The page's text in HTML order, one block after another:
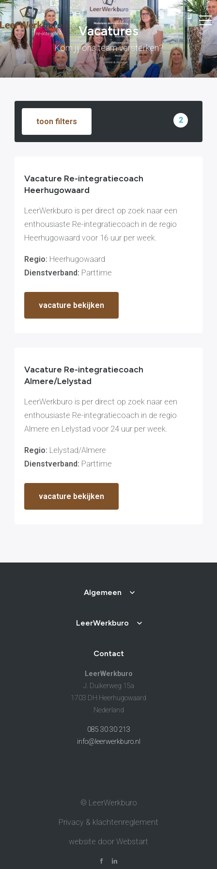
Contact
Re-integratie
Modulaire dienstverlening
WerkFit in combinatie met
WerkBehoud
Starten als zelfstandige
Jobcenter & jobhunting
Aanvraag hand-out
LeerWerkburo
Budgetcoaching on the job
Outplacement
2e Spoortraject
Mediation bij
conflictsituaties
Maatschappelijk
Ons testcentrum
LeerWerkburo
Locaties
Nieuws
Contact
Vacatures
Kom jij ons team versterken?
toon filters 2
Vacature Re-integratiecoach
Heerhugowaard
LeerWerkburo is per direct op zoek naar een
enthousiaste Re-integratiecoach in de regio
Heerhugowaard voor 16 uur per week.
Regio: Heerhugowaard
Dienstverband: Parttime
vacature bekijken
Vacature Re-integratiecoach
Almere/Lelystad
LeerWerkburo is per direct op zoek naar een
enthousiaste Re-integratiecoach in de regio
Almere en Lelystad voor 24 uur per week.
Regio: Lelystad/Almere
Dienstverband: Parttime
vacature bekijken
Algemeen
LeerWerkburo
Contact
LeerWerkburo
J. Duikerweg 15a
1703 DH Heerhugowaard
Nederland
085 30 30 213
info@leerwerkburo.nl
© LeerWerkburo
Privacy & klachtenreglement
website door Webstart